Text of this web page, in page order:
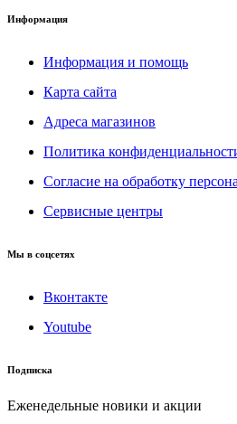
Информация
Информация и помощь
Карта сайта
Адреса магазинов
Политика
Согласие на обработку
Сервисные центры
Мы в соцсетях
Вконтакте
Youtube
Подписка
Еженедельные новики и акции